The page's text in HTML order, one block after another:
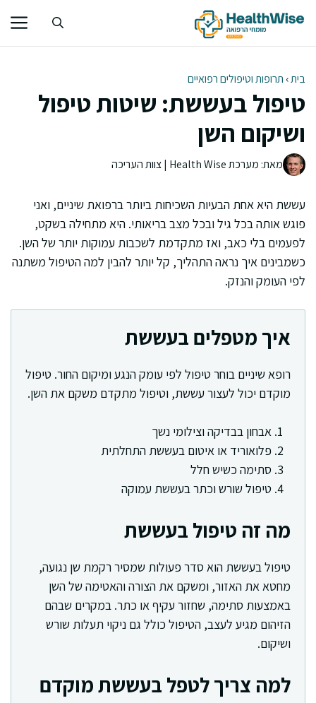
לתוכן
בית› תרופות וטיפולים רפואיים
טיפול בעששת: שיטות טיפול
ושיקום השן
מאת: מערכת Health Wise | צוות העריכה
עששת היא אחת הבעיות השכיחות ביותר ברפואת שיניים, ואני
פוגש אותה בכל גיל ובכל מצב בריאותי. היא מתחילה בשקט,
לפעמים בלי כאב, ואז מתקדמת לשכבות עמוקות יותר של השן.
כשמבינים איך נראה התהליך, קל יותר להבין למה הטיפול משתנה
לפי העומק והנזק.
איך מטפלים בעששת
רופא שיניים בוחר טיפול לפי עומק הנגע ומיקום החור. טיפול
מוקדם יכול לעצור עששת, וטיפול מתקדם משקם את השן.
אבחון בבדיקה וצילומי נשך
פלואוריד או איטום בעששת התחלתית
סתימה כשיש חלל
טיפול שורש וכתר בעששת עמוקה
מה זה טיפול בעששת
טיפול בעששת הוא סדר פעולות שמסיר רקמת שן נגועה,
מחטא את האזור, ומשקם את הצורה והאטימה של השן
באמצעות סתימה, שחזור עקיף או כתר. במקרים שבהם
הזיהום מגיע לעצב, הטיפול כולל גם ניקוי תעלות שורש
ושיקום.
למה צריך לטפל בעששת מוקדם